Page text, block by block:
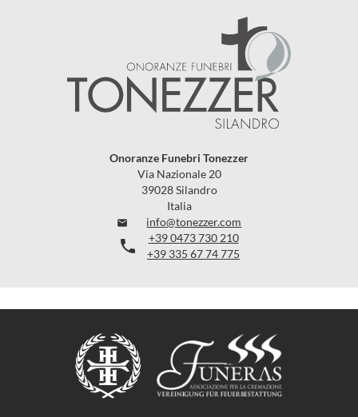
Onoranze Funebri Tonezzer
Via Nazionale 20
39028 Silandro
Italia
 info@tonezzer.com

+39 0473 730 210
+39 335 67 74 775